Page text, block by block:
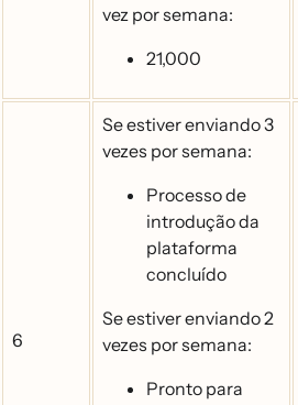
vez por semana:
21,000
6
Se estiver enviando 3
vezes por semana:
Processo de
introdução da
plataforma
concluído
Se estiver enviando 2
vezes por semana:
Pronto para